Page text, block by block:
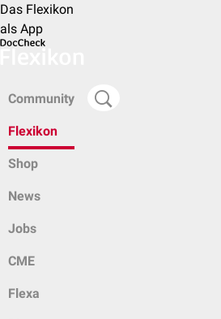
Das Flexikon
als App
Community
Flexikon
Shop
News
Jobs
CME
Flexa